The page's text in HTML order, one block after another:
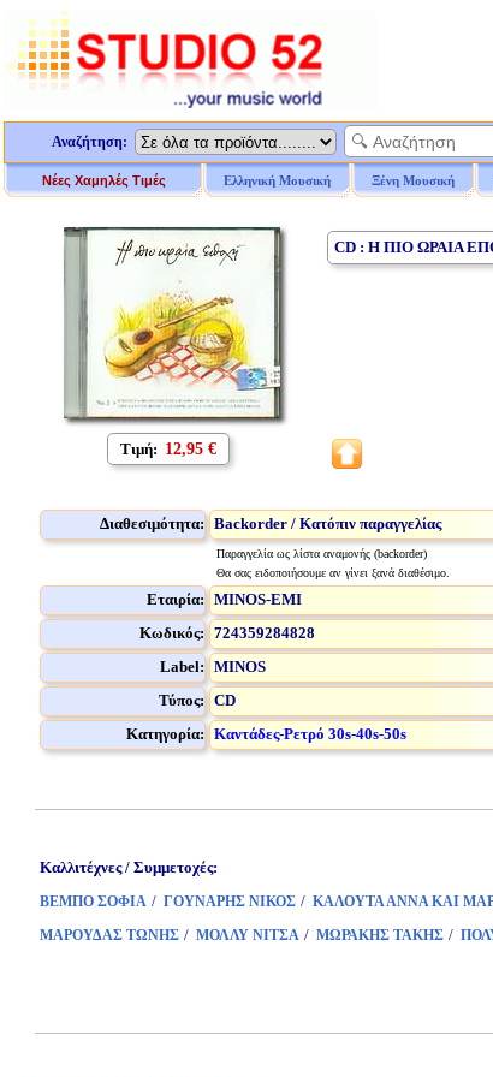
Αναζήτηση:
Νέες Χαμηλές Τιμές Ελληνική Μουσική Ξένη Μουσική
Τιμή: 12,95 €
CD : Η ΠΙΟ ΩΡΑΙΑ
Διαθεσιμότητα: Backorder / Κατόπιν παραγγελίας
Παραγγελία ως λίστα αναμονής (backorder)
Θα σας ειδοποιήσουμε αν γίνει ξανά διαθέσιμο.
Εταιρία: MINOS-EMI
Κωδικός: 724359284828
Label: MINOS
Τύπος: CD
Κατηγορία: Καντάδες-Ρετρό 30s-40s-50s
Καλλιτέχνες / Συμμετοχές:
ΒΕΜΠΟ ΣΟΦΙΑ / ΓΟΥΝΑΡΗΣ ΝΙΚΟΣ / ΚΑΛΟΥΤΑ ΑΝΝΑ ΚΑΙ
ΜΑΡΟΥΔΑΣ ΤΩΝΗΣ / ΜΟΛΛΥ ΝΙΤΣΑ / ΜΩΡΑΚΗΣ ΤΑΚΗΣ /